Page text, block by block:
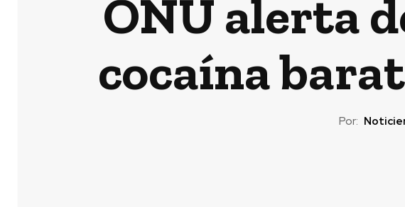
ONU alerta
cocaína
Por: